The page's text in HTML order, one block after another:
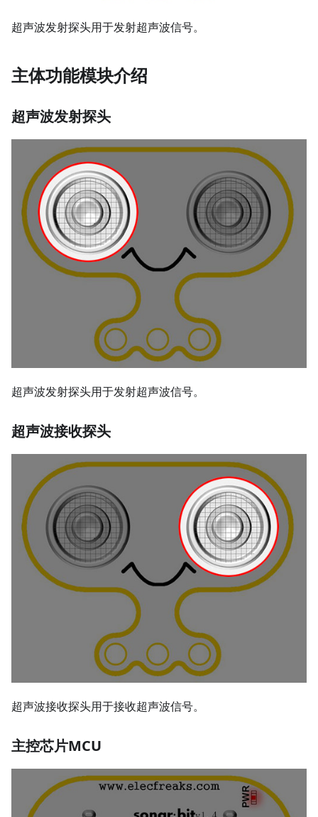
超声波发射探头用于发射超声波信号。
主体功能模块介绍
超声波发射探头
超声波发射探头用于发射超声波信号。
超声波接收探头
超声波接收探头用于接收超声波信号。
主控芯片MCU